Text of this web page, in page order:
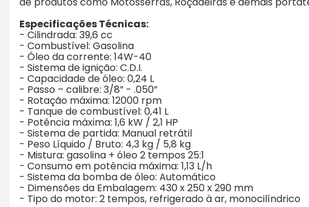
Especificações Técnicas:
- Cilindrada: 39,6 cc
- Combustível: Gasolina
- Óleo da corrente: 14W-40
- Sistema de ignição: C.D.I.
- Capacidade de óleo: 0,24 L
- Passo – calibre: 3/8” - .050”
- Rotação máxima: 12000 rpm
- Tanque de combustível: 0,41 L
- Potência máxima: 1,6 kW / 2,1 HP
- Sistema de partida: Manual retrátil
- Peso Líquido / Bruto: 4,3 kg / 5,8 kg
- Mistura: gasolina + óleo 2 tempos 25:1
- Consumo em potência máxima: 1,13 L/h
- Sistema da bomba de óleo: Automático
- Dimensões da Embalagem: 430 x 250 x 290 mm
- Tipo do motor: 2 tempos, refrigerado à ar, monocilíndrico